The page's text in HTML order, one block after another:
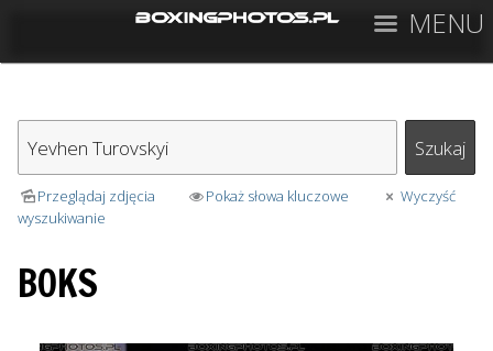
MENU
Przeglądaj zdjęcia Pokaż słowa kluczowe
Wyczyść
wyszukiwanie
BOKS